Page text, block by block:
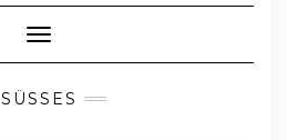
Toggle Navigation
SÜSSES